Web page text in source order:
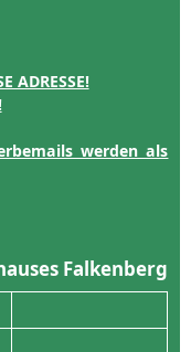
ADRESSE!
werden als
Falkenberg